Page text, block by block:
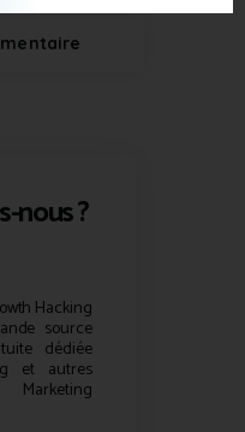
nous ?
Hacking
source
dédiée
et autres